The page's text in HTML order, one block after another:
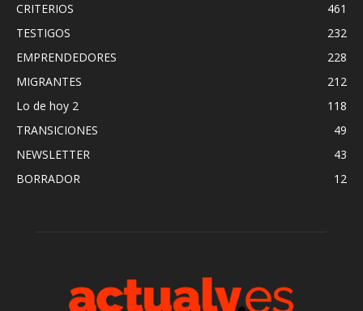
CRITERIOS
461
TESTIGOS
232
EMPRENDEDORES
228
MIGRANTES
212
Lo de hoy 2
118
TRANSICIONES
49
NEWSLETTER
43
BORRADOR
12